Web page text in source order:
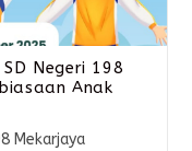
Negeri 198
Anak
Mekarjaya